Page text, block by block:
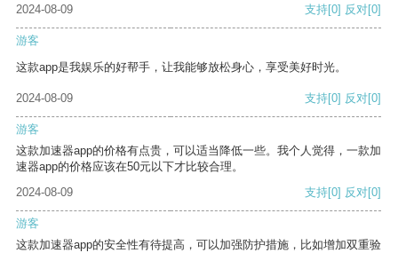
2024-08-09 支持[0] 反对[0]
游客
这款app是我娱乐的好帮手，让我能够放松身心，享受美好时光。
2024-08-09 支持[0] 反对[0]
游客
这款加速器app的价格有点贵，可以适当降低一些。我个人觉得，一款加
速器app的价格应该在50元以下才比较合理。
2024-08-09
支持[0] 反对[0]
游客
这款加速器app的安全性有待提高，可以加强防护措施，比如增加双重验